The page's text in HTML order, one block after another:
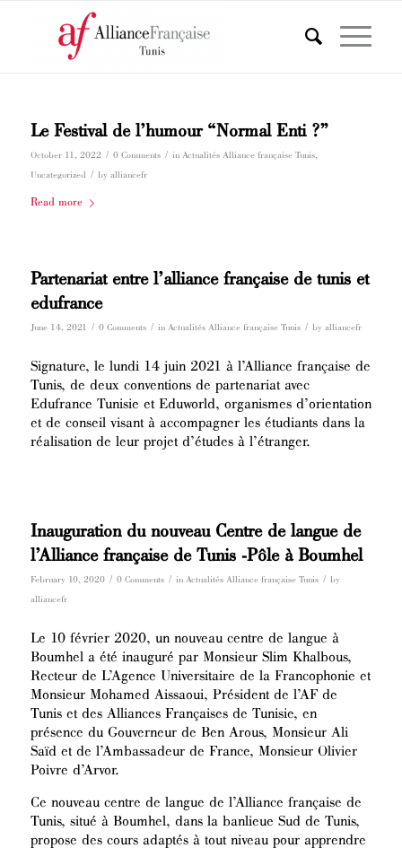
Le Festival de l’humour “Normal Enti ?”
October 11, 2022 / 0 Comments / in Actualités Alliance française Tunis,
Uncategorized / by alliancefr
Read more
Partenariat entre l’alliance française de tunis et
edufrance
June 14, 2021 / 0 Comments / in Actualités Alliance française Tunis / by alliancefr
Signature, le lundi 14 juin 2021 à l’Alliance française de
Tunis, de deux conventions de partenariat avec
Edufrance Tunisie et Eduworld, organismes d’orientation
et de conseil visant à accompagner les étudiants dans la
réalisation de leur projet d’études à l’étranger.
Inauguration du nouveau Centre de langue de
l’Alliance française de Tunis -Pôle à Boumhel
February 10, 2020 / 0 Comments / in Actualités Alliance française Tunis / by
alliancefr
Le 10 février 2020, un nouveau centre de langue à
Boumhel a été inauguré par Monsieur Slim Khalbous,
Recteur de L’Agence Universitaire de la Francophonie et
Monsieur Mohamed Aissaoui, Président de l’AF de
Tunis et des Alliances Françaises de Tunisie, en
présence du Gouverneur de Ben Arous, Monsieur Ali
Saïd et de l’Ambassadeur de France, Monsieur Olivier
Poivre d’Arvor.
Ce nouveau centre de langue de l’Alliance française de
Tunis, situé à Boumhel, dans la banlieue Sud de Tunis,
propose des cours adaptés à tout niveau pour apprendre